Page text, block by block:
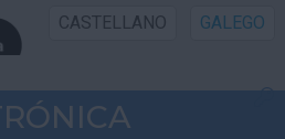
CASTELLANO GALEGO
SEDE